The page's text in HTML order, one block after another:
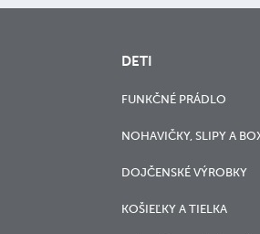
DETI
FUNKČNÉ PRÁDLO
NOHAVIČKY, SLIPY A
DOJČENSKÉ VÝROBKY
KOŠIEĽKY A TIELKA